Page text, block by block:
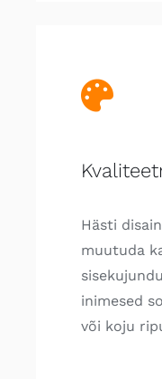
Hästi
muutuda
inimesed
või koju